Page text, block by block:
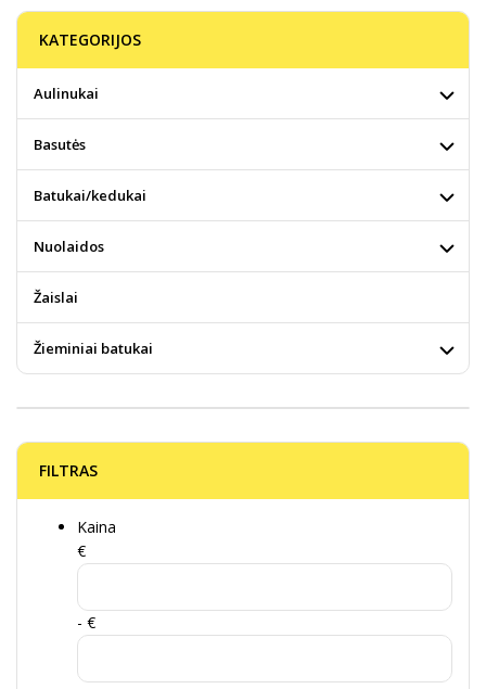
KATEGORIJOS
Aulinukai
Basutės
Batukai/kedukai
Nuolaidos
Žaislai
Žieminiai batukai
FILTRAS
Kaina
€
- €